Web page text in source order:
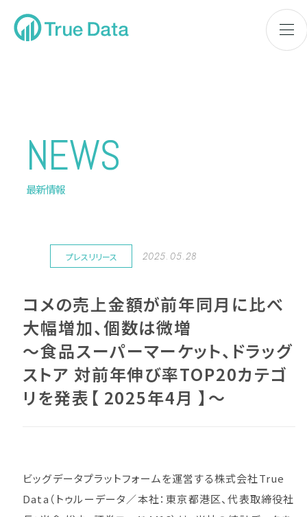
NEWS
最新情報
プレスリリース 2025.05.28
コメの売上金額が前年同月に比べ
大幅増加、個数は微増
～食品スーパーマーケット、ドラッグ
ストア 対前年伸び率TOP20カテゴ
リを発表【 2025年4月 】～
ビッグデータプラットフォームを運営する株式会社True
Data（トゥルーデータ／本社：東京都港区、代表取締役社